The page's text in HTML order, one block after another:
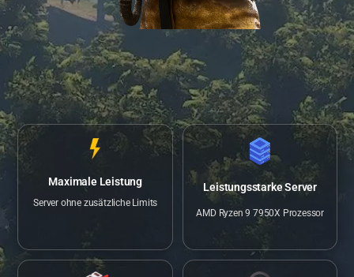
Maximale Leistung
Server ohne zusätzliche Limits
Leistungsstarke Server
AMD Ryzen 9 7950X Prozessor